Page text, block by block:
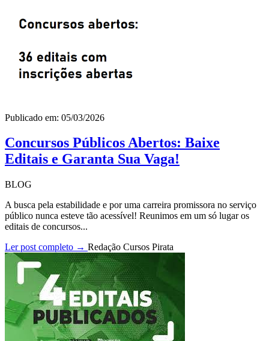
Publicado em: 05/03/2026
Concursos Públicos Abertos: Baixe
Editais e Garanta Sua Vaga!
BLOG
A busca pela estabilidade e por uma carreira promissora no serviço
público nunca esteve tão acessível! Reunimos em um só lugar os
editais de concursos...
Ler post completo → Redação Cursos Pirata